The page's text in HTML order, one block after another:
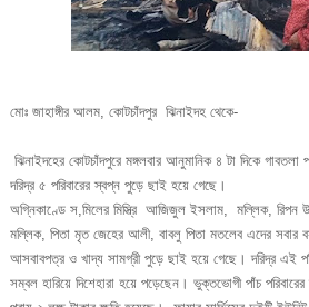
মোঃ জাহাঙ্গীর আলম, কোটচাঁদপুর ঝিনাইদহ থেকে-
ঝিনাইদহের কোটচাঁদপুরে মঙ্গলবার আনুমানিক ৪ টা দিকে গাবতলা
দরিদ্র ৫ পরিবারের স্বপ্ন পুড়ে ছাই হয়ে গেছে।
অগ্নিকাণ্ডে স,মিলের মিস্ত্রি আজিজুল ইসলাম, মল্লিক, রিপন
মল্লিক, পিতা মৃত জেহের আলী, বাবলু পিতা মতলেব এদের সবার
আসবাবপত্র ও খাদ্য সামগ্রী পুড়ে ছাই হয়ে গেছে। দরিদ্র এই
সম্বল হারিয়ে দিশেহারা হয়ে পড়েছেন। ভুক্তভোগী পাঁচ পরিবারের